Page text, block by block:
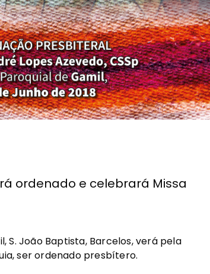
ordenado e celebrará Missa
S. João Baptista, Barcelos, verá pela
ser ordenado presbítero.